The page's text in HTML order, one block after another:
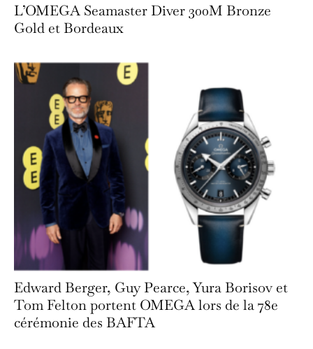
L’OMEGA Seamaster Diver 300M Bronze
Gold et Bordeaux
Edward Berger, Guy Pearce, Yura Borisov et
Tom Felton portent OMEGA lors de la 78e
cérémonie des BAFTA